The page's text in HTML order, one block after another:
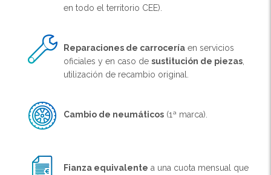
en todo el territorio CEE).
Reparaciones de carrocería en servicios
oficiales y en caso de sustitución de piezas
utilización de recambio original.
Cambio de neumáticos (1ª marca).
Fianza equivalente a una cuota mensual que